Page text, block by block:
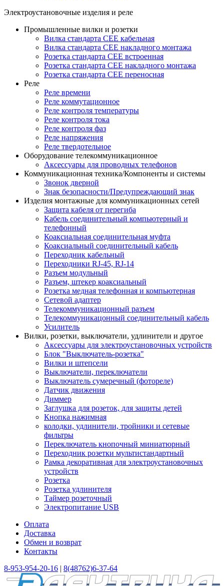
Электроустановочные изделия и реле
Промышленные вилки и розетки
Вилка стандарта CEE кабельная
Вилка стандарта CEE накладного монтажа
Розетка стандарта CEE встроенная
Розетка стандарта СЕЕ накладного монтажа
Розетка стандарта СЕЕ переносная
Реле
Реле времени
Реле коммутационное
Реле контроля температуры
Реле контроля тока
Реле контроля фаз
Реле напряжения
Реле твердотельное
Оборудование телекоммуникационное
Аксессуары для проводных телефонов
Коммуникационная техника/Компоненты и системы
Звонок дверной
Знак безопасности/Предупреждающий знак
Изделия монтажные для коммуникационных сетей
Защита кабеля от перегиба
Кабель соединительный компьютерный и
телефонный
Коаксиальная соединительная муфта
Коаксиальный соединительный кабель
Переходник кабельный
Переходники RJ-45, RJ-14
Разъем модульный
Разъем, штекер коаксиальный
Розетка медная телефонная и компьютерная
Сетевой адаптер
Телекоммуникационный разъем
Телекоммуникацонный соединительный кабель
Усилитель
Вилки, розетки, выключатели, удлинители и другое
Аксессуары для электроустановочных устройств
Блок "Выключатель-розетка"
Вилки и штепсели
Выключатели, переключатели
Выключатель сумеречный (фотореле)
Датчик движения
Диммер
Заглушка для розеток, для защиты детей
Кнопка нажимная
колодки, удлинители, тройники и сетевые
фильтры
Переключатель кнопочный миниатюрный
Переходник розетки мультистандартный
Рамка декоративная для электроустановочных
устройств
Розетка
Розетка удлинителя
Таймер розеточный
Электропитание USB
Оплата
Доставка
Обмен и возврат
Контакты
8-953-954-20-16 | 8(48762)6-37-64